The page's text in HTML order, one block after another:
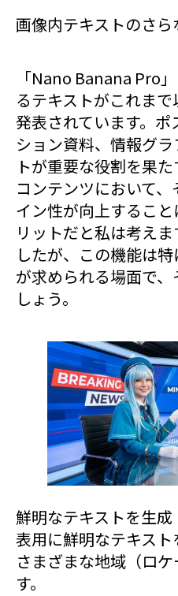
画像内テキストのさ
「Nano Banana Pro
るテキストがこれまで
発表されています。
ション資料、情報グ
トが重要な役割を果
コンテンツにおいて
イン性が向上するこ
リットだと私は考え
したが、この機能は
が求められる場面で
しょう。
鮮明なテキストを生
表用に鮮明なテキス
さまざまな地域（ロ
す。